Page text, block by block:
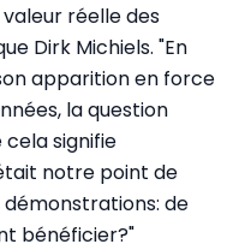
réelle des
Dirk Michiels. "En
apparition en force
la question
signifie
notre point de
de
bénéficier?"